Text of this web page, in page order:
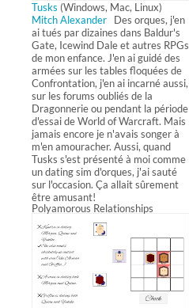
Tusks (Windows, Mac, Linux)
Mitch Alexander Des orques, j'en
ai tués par dizaines dans Baldur's
Gate, Icewind Dale et autres RPGs
de mon enfance. J'en ai guidé des
armées sur les tables floquées de
Confrontation, j'en ai incarné aussi,
sur les forums oubliés de la
Dragonnerie ou pendant la période
d'essai de World of Warcraft. Mais
jamais encore je n'avais songer à
m'en amouracher. Aussi, quand
Tusks s'est présenté à moi comme
un dating sim d'orques, j'ai sauté
sur l'occasion. Ça allait sûrement
être amusant!
Polyamorous Relationships